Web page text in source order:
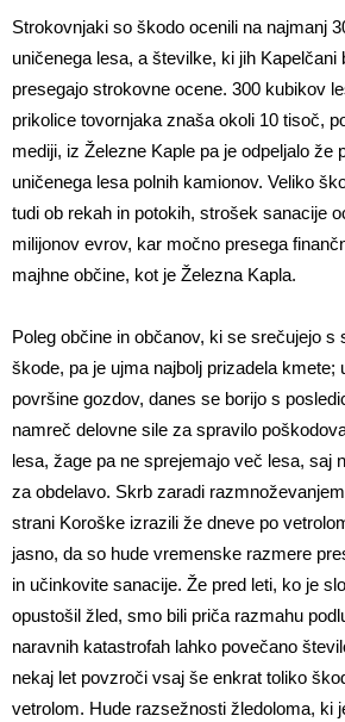
Strokovnjaki so škodo ocenili na najmanj
uničenega lesa, a številke, ki jih Kapelčani
presegajo strokovne ocene. 300 kubikov
prikolice tovornjaka znaša okoli 10 tisoč,
mediji, iz Železne Kaple pa je odpeljalo že
uničenega lesa polnih kamionov. Veliko
tudi ob rekah in potokih, strošek sanacije
milijonov evrov, kar močno presega
majhne občine, kot je Železna Kapla.
Poleg občine in občanov, ki se srečujejo s
škode, pa je ujma najbolj prizadela kmete;
površine gozdov, danes se borijo s
namreč delovne sile za spravilo
lesa, žage pa ne sprejemajo več lesa, saj
za obdelavo. Skrb zaradi
strani Koroške izrazili že dneve po
jasno, da so hude vremenske razmere
in učinkovite sanacije. Že pred leti, ko je
opustošil žled, smo bili priča razmahu
naravnih katastrofah lahko povečano
nekaj let povzroči vsaj še enkrat toliko
vetrolom. Hude razsežnosti žledoloma, ki